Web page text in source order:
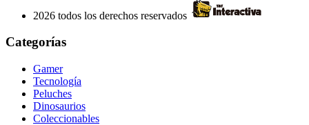
2026 todos los derechos reservados
Categorías
Gamer
Tecnología
Peluches
Dinosaurios
Coleccionables